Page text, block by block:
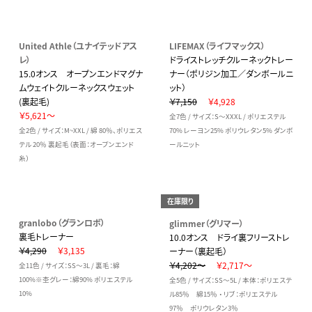
United Athle（ユナイテッドアス
レ）
15.0オンス オープンエンドマグナ
ムウェイトクルーネックスウェット
(裏起毛)
￥5,621～
全2色 / サイズ：M~XXL / 綿 80％、ポリエス
テル 20％ 裏起毛（表面：オープンエンド
糸）
LIFEMAX（ライフマックス）
ドライストレッチクルーネックトレー
ナー（ポリジン加工／ダンボールニ
ット）
￥7,150
￥4,928
全7色 / サイズ：S～XXXL / ポリエステル
70% レーヨン25% ポリウレタン5% ダンボ
ールニット
granlobo（グランロボ）
裏毛トレーナー
￥4,290
￥3,135
全11色 / サイズ：SS～3L / 裏毛：綿
100%※杢グレー：綿90% ポリエステル
10%
在庫限り
glimmer（グリマー）
10.0オンス ドライ裏フリーストレ
ーナー（裏起毛）
￥4,202～
￥2,717～
全5色 / サイズ：SS～5L / 本体：ポリエステ
ル85％ 綿15％ ・ リブ：ポリエステル
97％ ポリウレタン3％